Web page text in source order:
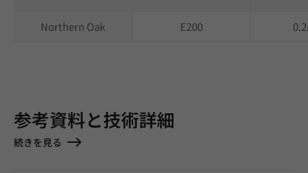
Northern Oak E200
参考資料と技術詳細
続きを見る